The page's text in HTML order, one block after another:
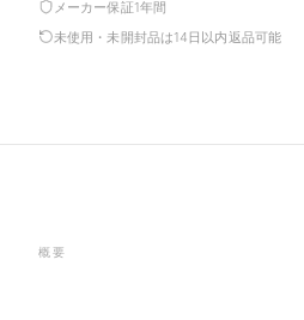
メーカー保証1年間
未使用・未開封品は14日以内返品可能
概要